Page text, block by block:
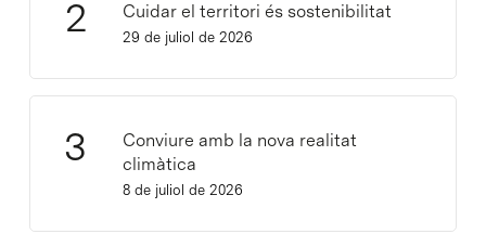
Cuidar el territori és sostenibilitat
29 de juliol de 2026
Conviure amb la nova realitat
climàtica
8 de juliol de 2026